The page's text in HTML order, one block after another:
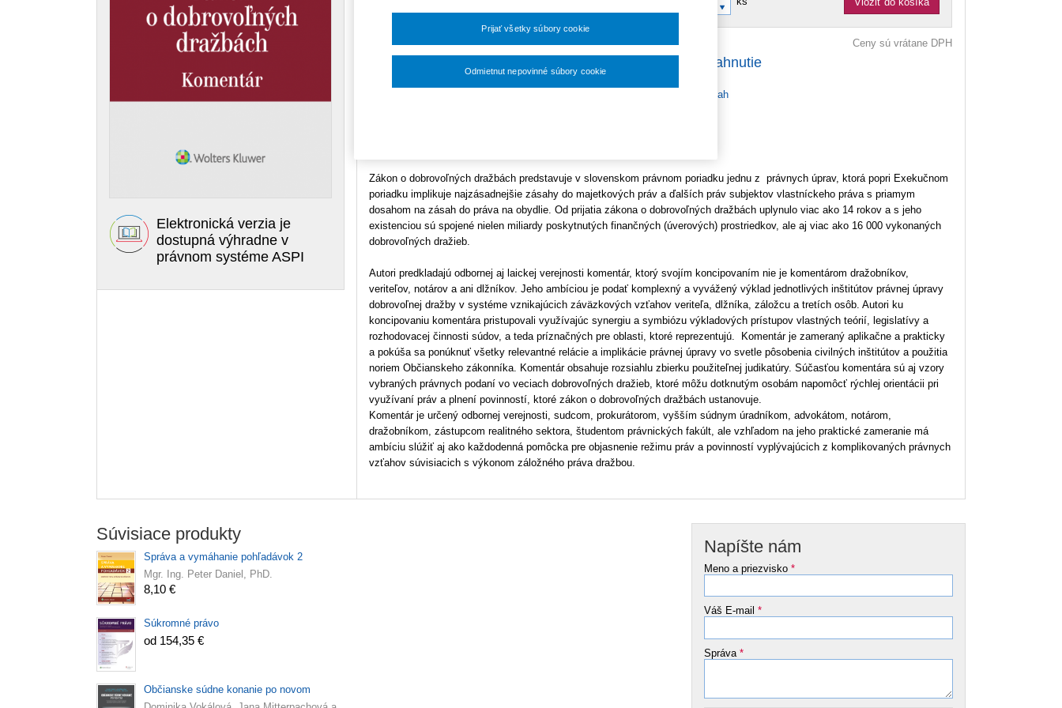
33,60 €
Elektronická verzia je
dostupná výhradne v
právnom systéme ASPI
Ceny sú vrátane DPH
Na stiahnutie
Obsah
Väzba tvrdá
A5 (148x210mm)
Zákon o dobrovoľných dražbách predstavuje v slovenskom právnom poriadku jednu z právnych úprav, ktorá popri Exekučnom
poriadku implikuje najzásadnejšie zásahy do majetkových práv a ďalších práv subjektov vlastníckeho práva s priamym
dosahom na zásah do práva na obydlie. Od prijatia zákona o dobrovoľných dražbách uplynulo viac ako 14 rokov a s jeho
existenciou sú spojené nielen miliardy poskytnutých finančných (úverových) prostriedkov, ale aj viac ako 16 000 vykonaných
dobrovoľných dražieb.
Autori predkladajú odbornej aj laickej verejnosti komentár, ktorý svojím koncipovaním nie je komentárom dražobníkov,
veriteľov, notárov a ani dlžníkov. Jeho ambíciou je podať komplexný a vyvážený výklad jednotlivých inštitútov právnej úpravy
dobrovoľnej dražby v systéme vznikajúcich záväzkových vzťahov veriteľa, dlžníka, záložcu a tretích osôb. Autori ku
koncipovaniu komentára pristupovali využívajúc synergiu a symbiózu výkladových prístupov vlastných teórií, legislatívy a
rozhodovacej činnosti súdov, a teda príznačných pre oblasti, ktoré reprezentujú. Komentár je zameraný aplikačne a prakticky
a pokúša sa ponúknuť všetky relevantné relácie a implikácie právnej úpravy vo svetle pôsobenia civilných inštitútov a použitia
noriem Občianskeho zákonníka. Komentár obsahuje rozsiahlu zbierku použiteľnej judikatúry. Súčasťou komentára sú aj vzory
vybraných právnych podaní vo veciach dobrovoľných dražieb, ktoré môžu dotknutým osobám napomôcť rýchlej orientácii pri
využívaní práv a plnení povinností, ktoré zákon o dobrovoľných dražbách ustanovuje.
Komentár je určený odbornej verejnosti, sudcom, prokurátorom, vyšším súdnym úradníkom, advokátom, notárom,
dražobníkom, zástupcom realitného sektora, študentom právnických fakúlt, ale vzhľadom na jeho praktické zameranie má
ambíciu slúžiť aj ako každodenná pomôcka pre objasnenie režimu práv a povinností vyplývajúcich z komplikovaných právnych
vzťahov súvisiacich s výkonom záložného práva dražbou.
Súvisiace produkty
Správa a vymáhanie pohľadávok 2
Mgr. Ing. Peter Daniel, PhD.
8,10 €
Súkromné právo
od 154,35 €
Občianske súdne konanie po novom
Napíšte nám
Meno a priezvisko*
Váš E-mail*
Správa*
Odmietnut nepovinné súbory cookie
Prijať všetky súbory cookie